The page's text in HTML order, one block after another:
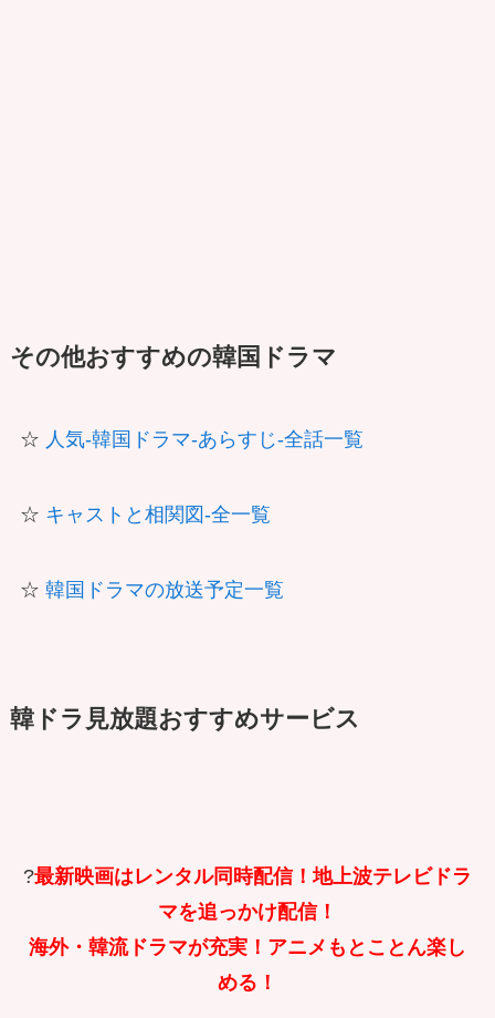
その他おすすめの韓国ドラマ
☆ 人気-韓国ドラマ-あらすじ-全話一覧
☆ キャストと相関図-全一覧
☆ 韓国ドラマの放送予定一覧
韓ドラ見放題おすすめサービス
?最新映画はレンタル同時配信！地上波テレビドラ
マを追っかけ配信！
海外・韓流ドラマが充実！アニメもとことん楽し
める！